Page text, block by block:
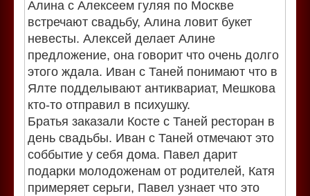
Алина с Алексеем гуляя по Москве
встречают свадьбу, Алина ловит букет
невесты. Алексей делает Алине
предложение, она говорит что очень долго
этого ждала. Иван с Таней понимают что в
Ялте подделывают антиквариат, Мешкова
кто-то отправил в психушку.
Братья заказали Косте с Таней ресторан в
день свадьбы. Иван с Таней отмечают это
соббытие у себя дома. Павел дарит
подарки молодоженам от родителей, Катя
примеряет серьги, Павел узнает что это